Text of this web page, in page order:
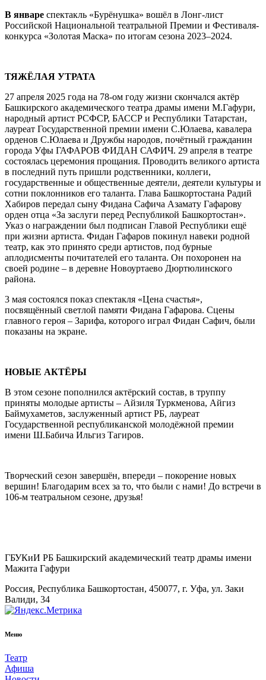
В январе спектакль «Бурёнушка» вошёл в Лонг-лист
Российской Национальной театральной Премии и Фестиваля-
конкурса «Золотая Маска» по итогам сезона 2023–2024.
ТЯЖЁЛАЯ УТРАТА
27 апреля 2025 года на 78-ом году жизни скончался актёр
Башкирского академического театра драмы имени М.Гафури,
народный артист РСФСР, БАССР и Республики Татарстан,
лауреат Государственной премии имени С.Юлаева, кавалера
орденов С.Юлаева и Дружбы народов, почётный гражданин
города Уфы ГАФАРОВ ФИДАН САФИЧ. 29 апреля в театре
состоялась церемония прощания. Проводить великого артиста
в последний путь пришли родственники, коллеги,
государственные и общественные деятели, деятели культуры и
сотни поклонников его таланта. Глава Башкортостана Радий
Хабиров передал сыну Фидана Сафича Азамату Гафарову
орден отца «За заслуги перед Республикой Башкортостан».
Указ о награждении был подписан Главой Республики ещё
при жизни артиста. Фидан Гафаров покинул навеки родной
театр, как это принято среди артистов, под бурные
аплодисменты почитателей его таланта. Он похоронен на
своей родине – в деревне Новоуртаево Дюртюлинского
района.
3 мая состоялся показ спектакля «Цена счастья»,
посвящённый светлой памяти Фидана Гафарова. Сцены
главного героя – Зарифа, которого играл Фидан Сафич, были
показаны на экране.
НОВЫЕ АКТЁРЫ
В этом сезоне пополнился актёрский состав, в труппу
приняты молодые артисты – Айзиля Туркменова, Айгиз
Баймухаметов, заслуженный артист РБ, лауреат
Государственной республиканской молодёжной премии
имени Ш.Бабича Ильгиз Тагиров.
Творческий сезон завершён, впереди – покорение новых
вершин! Благодарим всех за то, что были с нами! До встречи в
106-м театральном сезоне, друзья!
ГБУКиИ РБ Башкирский академический театр драмы имени
Мажита Гафури
Россия, Республика Башкортостан, 450077, г. Уфа, ул. Заки
Валиди, 34
Меню
Театр
Афиша